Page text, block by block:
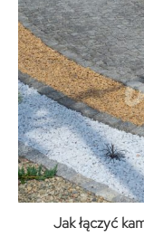
Jak łączyć